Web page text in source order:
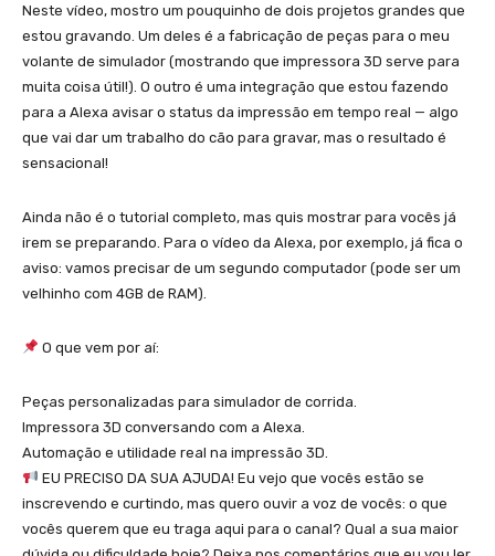
Neste vídeo, mostro um pouquinho de dois projetos grandes que
estou gravando. Um deles é a fabricação de peças para o meu
volante de simulador (mostrando que impressora 3D serve para
muita coisa útil!). O outro é uma integração que estou fazendo
para a Alexa avisar o status da impressão em tempo real — algo
que vai dar um trabalho do cão para gravar, mas o resultado é
sensacional!
Ainda não é o tutorial completo, mas quis mostrar para vocês já
irem se preparando. Para o vídeo da Alexa, por exemplo, já fica o
aviso: vamos precisar de um segundo computador (pode ser um
velhinho com 4GB de RAM).
O que vem por aí:
Peças personalizadas para simulador de corrida.
Impressora 3D conversando com a Alexa.
Automação e utilidade real na impressão 3D.
EU PRECISO DA SUA AJUDA! Eu vejo que vocês estão se
inscrevendo e curtindo, mas quero ouvir a voz de vocês: o que
vocês querem que eu traga aqui para o canal? Qual a sua maior